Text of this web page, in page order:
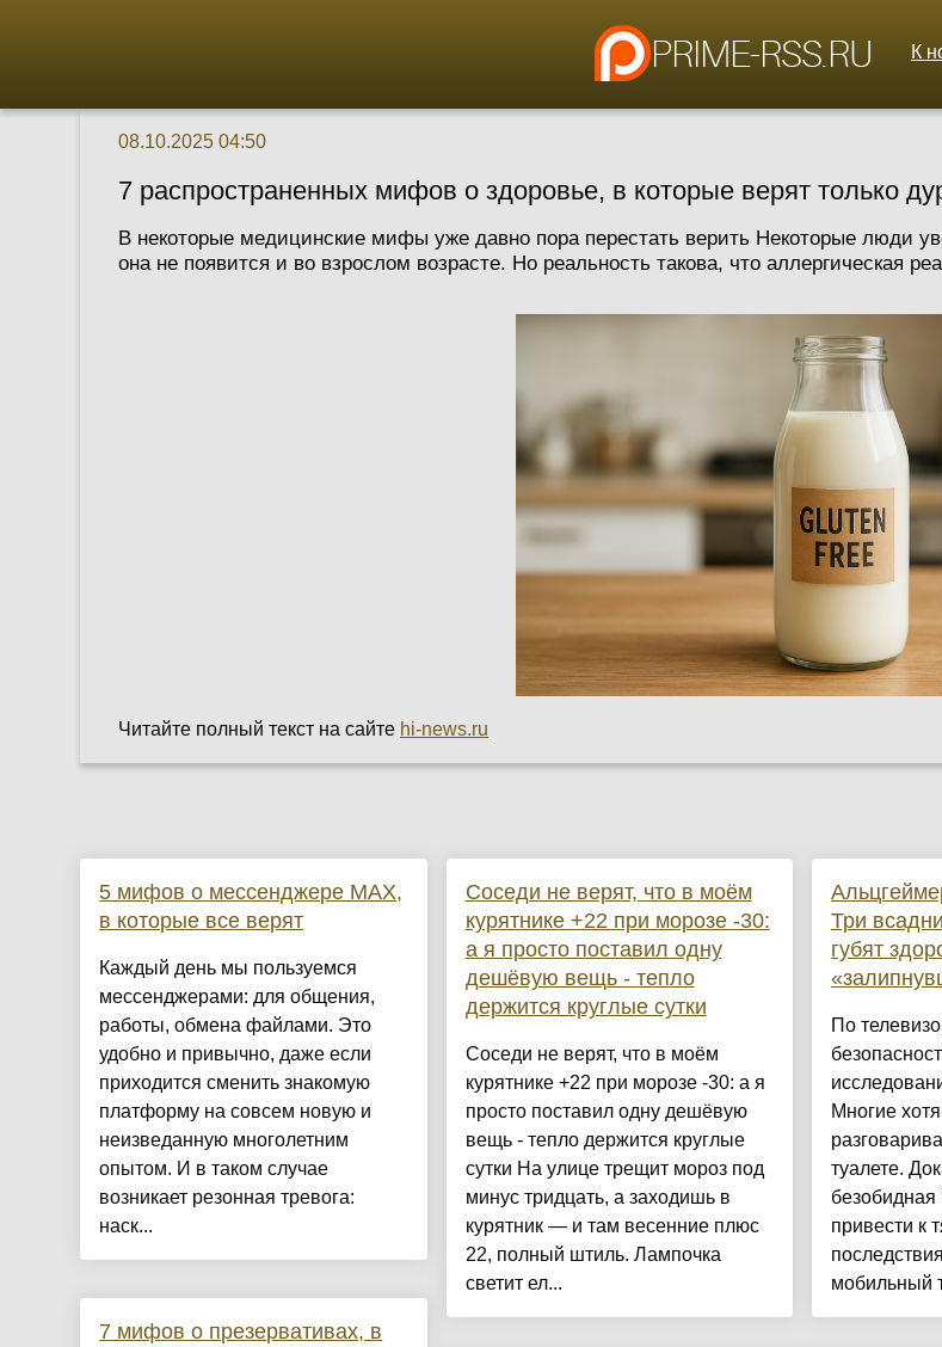
К
08.10.2025 04:50
7 распространенных мифов о здоровье, в которые верят только
В некоторые медицинские мифы уже давно пора перестать верить Некоторые люди
она не появится и во взрослом возрасте. Но реальность такова, что аллергическая
Читайте полный текст на сайте hi-news.ru
5 мифов о мессенджере MAX,
в которые все верят
Каждый день мы пользуемся
мессенджерами: для общения,
работы, обмена файлами. Это
удобно и привычно, даже если
приходится сменить знакомую
платформу на совсем новую и
неизведанную многолетним
опытом. И в таком случае
возникает резонная тревога:
наск...
7 мифов о презервативах, в
Соседи не верят, что в моём
курятнике +22 при морозе -30:
а я просто поставил одну
дешёвую вещь - тепло
держится круглые сутки
Соседи не верят, что в моём
курятнике +22 при морозе -30: а я
просто поставил одну дешёвую
вещь - тепло держится круглые
сутки На улице трещит мороз под
минус тридцать, а заходишь в
курятник — и там весенние плюс
22, полный штиль. Лампочка
светит ел...
Три
губят
По
Многие
туалете.
привести к
мобильный